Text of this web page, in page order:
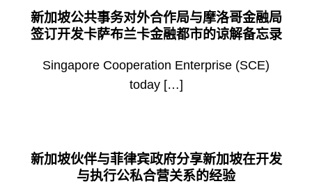
新加坡公共事务对外合作局与摩洛哥金融局
签订开发卡萨布兰卡金融都市的谅解备忘录
Singapore Cooperation Enterprise (SCE)
today […]
新加坡伙伴与菲律宾政府分享新加坡在开发
与执行公私合营关系的经验